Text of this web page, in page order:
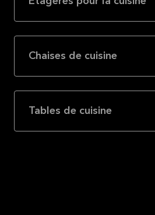
Chaises de cuisine
Tables de cuisine